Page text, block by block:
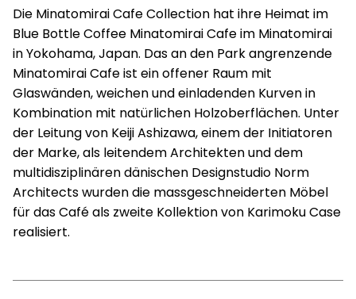
Die Minatomirai Cafe Collection hat ihre Heimat im
Blue Bottle Coffee Minatomirai Cafe im Minatomirai
in Yokohama, Japan. Das an den Park angrenzende
Minatomirai Cafe ist ein offener Raum mit
Glaswänden, weichen und einladenden Kurven in
Kombination mit natürlichen Holzoberflächen. Unter
der Leitung von Keiji Ashizawa, einem der Initiatoren
der Marke, als leitendem Architekten und dem
multidisziplinären dänischen Designstudio Norm
Architects wurden die massgeschneiderten Möbel
für das Café als zweite Kollektion von Karimoku Case
realisiert.